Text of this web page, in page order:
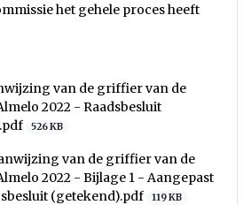
het gehele proces heeft
van de griffier van de
2022 - Raadsbesluit
526 KB
van de griffier van de
2022 - Bijlage 1 - Aangepast
(getekend).pdf
119 KB